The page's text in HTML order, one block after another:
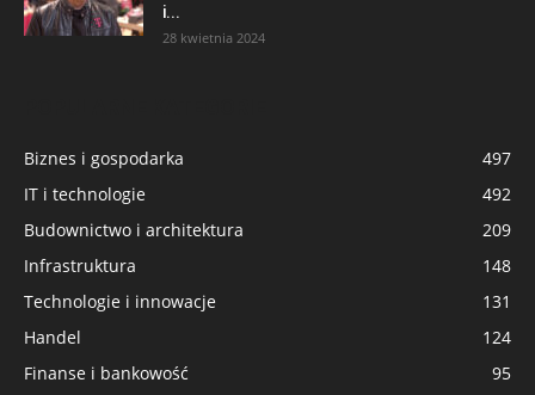
i...
28 kwietnia 2024
Biznes i gospodarka
497
IT i technologie
492
Budownictwo i architektura
209
Infrastruktura
148
Technologie i innowacje
131
Handel
124
Finanse i bankowość
95